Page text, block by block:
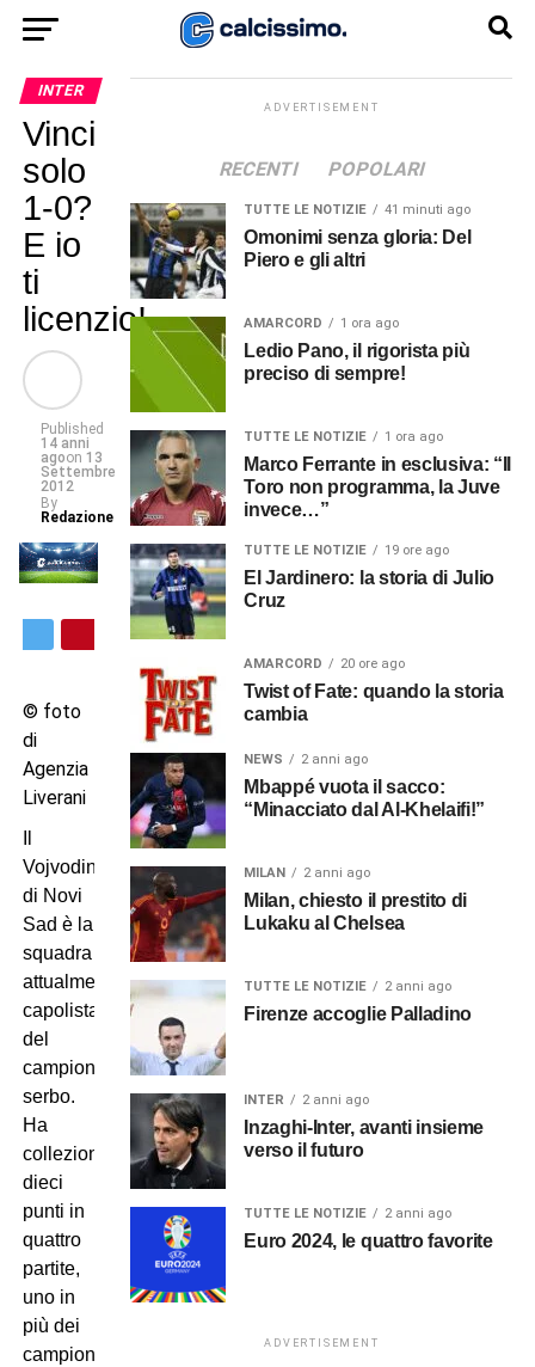
INTER
Vinci
solo
1-0?
E io
ti
licenzio!
Published
14 anni
agoon 13
Settembre
2012
By
Redazione
© foto
di
Agenzia
Liverani
Vojvodina
di Novi
Sad è la
squadra
attualmente
capolista
del
campionato
serbo.
Ha
collezionato
dieci
punti in
quattro
partite,
uno in
più dei
campioni
ADVERTISEMENT
RECENTI POPOLARI
TUTTE LE NOTIZIE 41 minuti ago
Omonimi senza gloria: Del
Piero e gli altri
AMARCORD 1 ora ago
Ledio Pano, il rigorista più
preciso di sempre!
TUTTE LE NOTIZIE 1 ora ago
Marco Ferrante in esclusiva: “Il
Toro non programma, la Juve
invece…”
TUTTE LE NOTIZIE 19 ore ago
El Jardinero: la storia di Julio
Cruz
AMARCORD 20 ore ago
Twist of Fate: quando la storia
cambia
NEWS 2 anni ago
Mbappé vuota il sacco:
“Minacciato dal Al-Khelaifi!”
MILAN 2 anni ago
Milan, chiesto il prestito di
Lukaku al Chelsea
TUTTE LE NOTIZIE 2 anni ago
Firenze accoglie Palladino
INTER 2 anni ago
Inzaghi-Inter, avanti insieme
verso il futuro
TUTTE LE NOTIZIE 2 anni ago
Euro 2024, le quattro favorite
ADVERTISEMENT